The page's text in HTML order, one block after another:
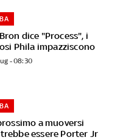
dice "Process", i
Phila impazziscono
- 08:30
a muoversi
essere Porter Jr